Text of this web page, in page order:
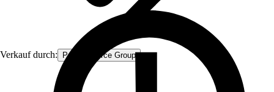
Verkauf durch: Procommerce Group